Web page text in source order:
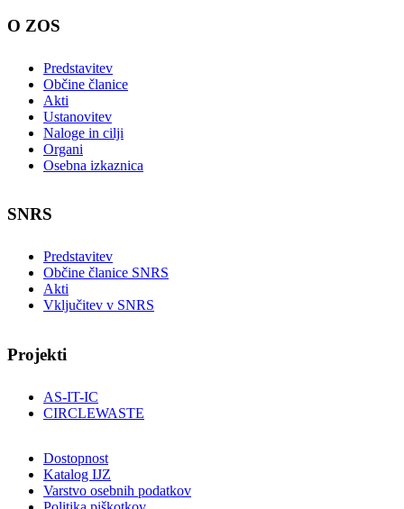
O ZOS
Predstavitev
Občine članice
Akti
Ustanovitev
Naloge in cilji
Organi
Osebna izkaznica
SNRS
Predstavitev
Občine članice SNRS
Akti
Vključitev v SNRS
Projekti
AS-IT-IC
CIRCLEWASTE
Dostopnost
Katalog IJZ
Varstvo osebnih podatkov